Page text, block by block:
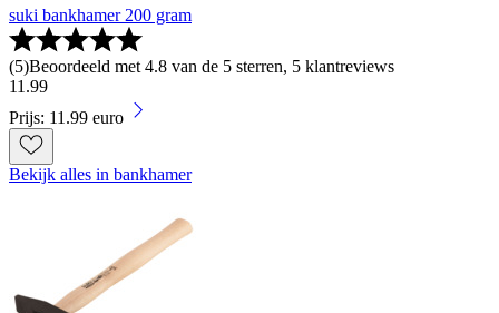
suki bankhamer 200 gram
(5)Beoordeeld met 4.8 van de 5 sterren, 5 klantreviews
11.99
Prijs: 11.99 euro
Bekijk alles in bankhamer